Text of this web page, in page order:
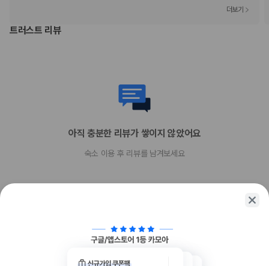
더보기
트러스트 리뷰
아직 충분한 리뷰가 쌓이지 않았어요
숙소 이용 후 리뷰를 남겨보세요
함께 가는 친구에게 정보를 공유해보세요